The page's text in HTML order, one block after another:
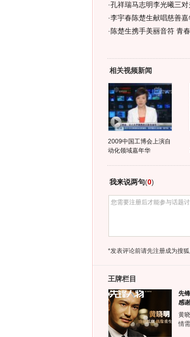
·孔祥瑞马志明李光曦三
·李宇春陈楚生献唱慈善
· 陈楚生携手美丽音符 青
相关视频新闻
2009中国工博会上演自
动化领域嘉年华
我来说两句(0)
*发表评论前请先注册成为搜
王牌栏目
先
感
黄
情